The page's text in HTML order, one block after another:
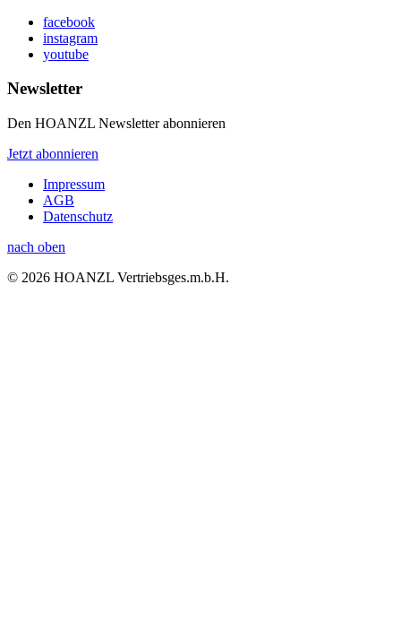
facebook
instagram
youtube
Newsletter
Den HOANZL Newsletter abonnieren
Jetzt abonnieren
Impressum
AGB
Datenschutz
nach oben
© 2026 HOANZL Vertriebsges.m.b.H.